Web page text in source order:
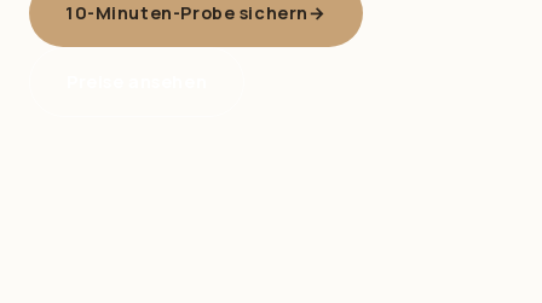
10-Minuten-Probe sichern→